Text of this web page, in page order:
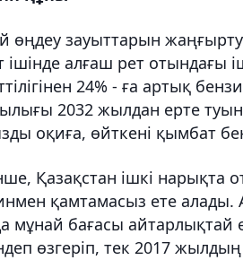
өңдеу зауыттарын
ішінде алғаш рет
24% - ға артық
2032 жылдан ерте
оқиға, өйткені қымбат
Қазақстан ішкі
қамтамасыз ете алады.
мұнай бағасы айтарлықтай
өзгеріп, тек 2017